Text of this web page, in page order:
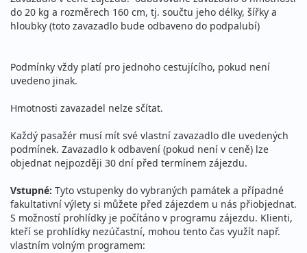
do 20 kg a rozměrech 160 cm, tj. součtu jeho délky, šířky a
hloubky (toto zavazadlo bude odbaveno do podpalubí)
Podmínky vždy platí pro jednoho cestujícího, pokud není
uvedeno jinak.
Hmotnosti zavazadel nelze sčítat.
Každý pasažér musí mít své vlastní zavazadlo dle uvedených
podmínek. Zavazadlo k odbavení (pokud není v ceně) lze
objednat nejpozději 30 dní před termínem zájezdu.
Vstupné: Tyto vstupenky do vybraných památek a případné
fakultativní výlety si můžete před zájezdem u nás přiobjednat.
S možností prohlídky je počítáno v programu zájezdu. Klienti,
kteří se prohlídky nezúčastní, mohou tento čas využít např.
vlastním volným programem: